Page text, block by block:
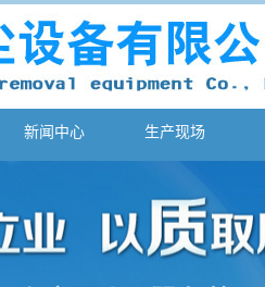
新闻中心 生产现场